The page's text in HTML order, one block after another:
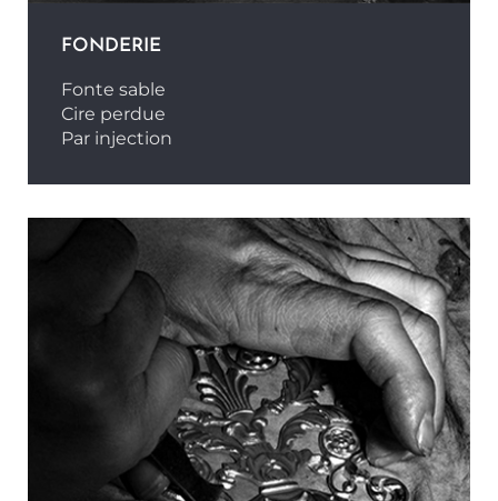
FONDERIE
Fonte sable
Cire perdue
Par injection